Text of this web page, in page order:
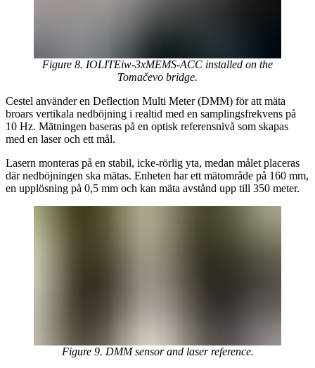
Figure 8. IOLITEiw-3xMEMS-ACC installed on the
Tomačevo bridge.
Cestel använder en Deflection Multi Meter (DMM) för att mäta
broars vertikala nedböjning i realtid med en samplingsfrekvens på
10 Hz. Mätningen baseras på en optisk referensnivå som skapas
med en laser och ett mål.
Lasern monteras på en stabil, icke-rörlig yta, medan målet placeras
där nedböjningen ska mätas. Enheten har ett mätområde på 160 mm,
en upplösning på 0,5 mm och kan mäta avstånd upp till 350 meter.
Figure 9. DMM sensor and laser reference.